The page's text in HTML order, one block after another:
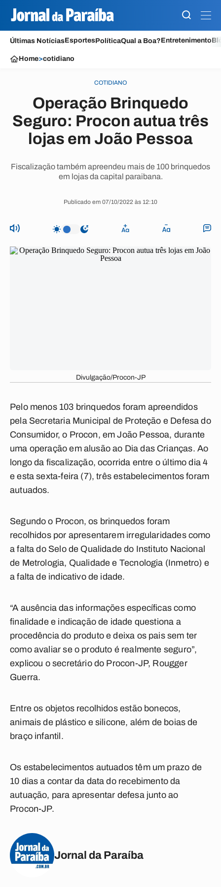
Últimas NotíciasEsportesPolíticaQual a Boa?Entretenimento
Home>cotidiano
COTIDIANO
Operação Brinquedo
Seguro: Procon autua três
lojas em João Pessoa
Fiscalização também apreendeu mais de 100 brinquedos
em lojas da capital paraibana.
Publicado em 07/10/2022 às 12:10
Divulgação/Procon-JP
Pelo menos 103 brinquedos foram apreendidos
pela Secretaria Municipal de Proteção e Defesa do
Consumidor, o Procon, em João Pessoa, durante
uma operação em alusão ao Dia das Crianças. Ao
longo da fiscalização, ocorrida entre o último dia 4
e esta sexta-feira (7), três estabelecimentos foram
autuados.
Segundo o Procon, os brinquedos foram
recolhidos por apresentarem irregularidades como
a falta do Selo de Qualidade do Instituto Nacional
de Metrologia, Qualidade e Tecnologia (Inmetro) e
a falta de indicativo de idade.
“A ausência das informações específicas como
finalidade e indicação de idade questiona a
procedência do produto e deixa os pais sem ter
como avaliar se o produto é realmente seguro”,
explicou o secretário do Procon-JP, Rougger
Guerra.
Entre os objetos recolhidos estão bonecos,
animais de plástico e silicone, além de boias de
braço infantil.
Os estabelecimentos autuados têm um prazo de
10 dias a contar da data do recebimento da
autuação, para apresentar defesa junto ao
Procon-JP.
Jornal da Paraíba